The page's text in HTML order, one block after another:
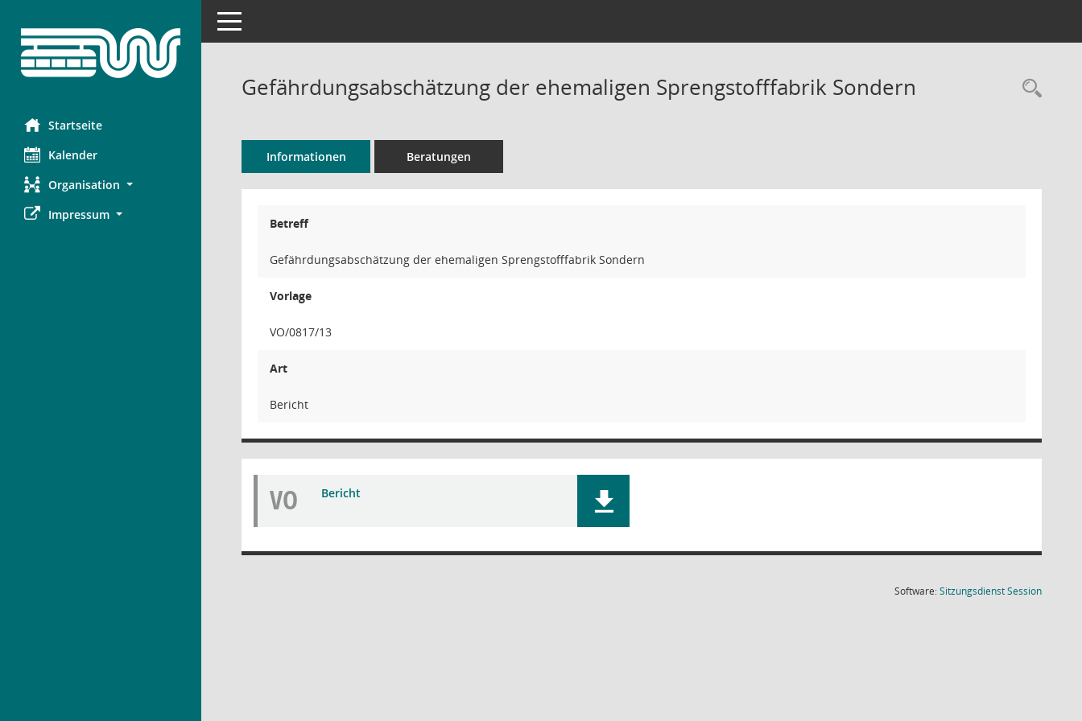
Startseite
Kalender
Organisation
Impressum
Toggle navigation
Gefährdungsabschätzung der ehemaligen Sprengstofffabrik Sondern
Informationen Beratungen
Betreff
Gefährdungsabschätzung der ehemaligen Sprengstofffabrik Sondern
Vorlage
VO/0817/13
Art
Bericht
VO Bericht
Software:SitzungsdienstSession(Wird in